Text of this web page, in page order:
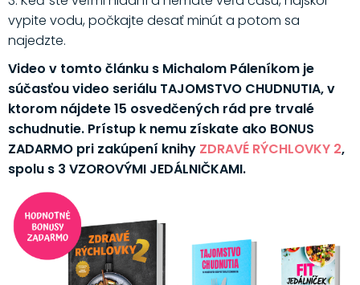
vypite vodu, počkajte desať minút a potom sa
najedzte.
Video v tomto článku s Michalom Páleníkom je
súčasťou video seriálu TAJOMSTVO CHUDNUTIA, v
ktorom nájdete 15 osvedčených rád pre trvalé
schudnutie. Prístup k nemu získate ako BONUS
ZADARMO pri zakúpení knihy ZDRAVÉ RÝCHLOVKY 2,
spolu s 3 VZOROVÝMI JEDÁLNIČKAMI.